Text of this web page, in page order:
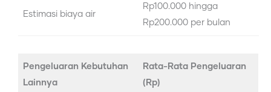
Estimasi biaya air
Rp100.000 hingga
Rp200.000 per bulan
Pengeluaran Kebutuhan
Lainnya
Rata-Rata Pengeluaran
(Rp)